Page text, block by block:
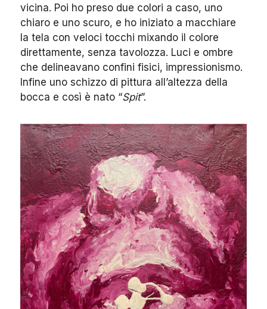
vicina. Poi ho preso due colori a caso, uno
chiaro e uno scuro, e ho iniziato a macchiare
la tela con veloci tocchi mixando il colore
direttamente, senza tavolozza. Luci e ombre
che delineavano confini fisici, impressionismo.
Infine uno schizzo di pittura all’altezza della
bocca e così è nato “Spit”.